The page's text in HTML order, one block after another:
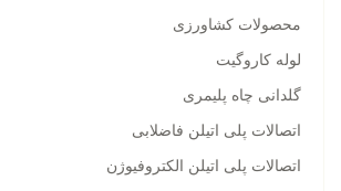
محصولات کشاورزی
لوله کاروگیت
گلدانی چاه پلیمری
اتصالات پلی اتیلن فاضلابی
اتصالات پلی اتیلن الکتروفیوژن